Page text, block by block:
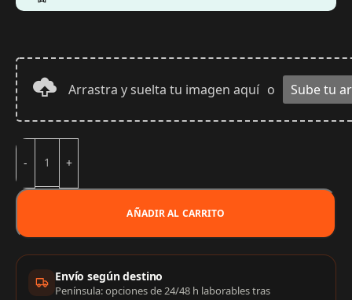
Arrastra y suelta tu imagen aquí o Sube tu
AÑADIR AL CARRITO
Información de compra
Envío según destino
Península: opciones de 24/48 h laborables tras